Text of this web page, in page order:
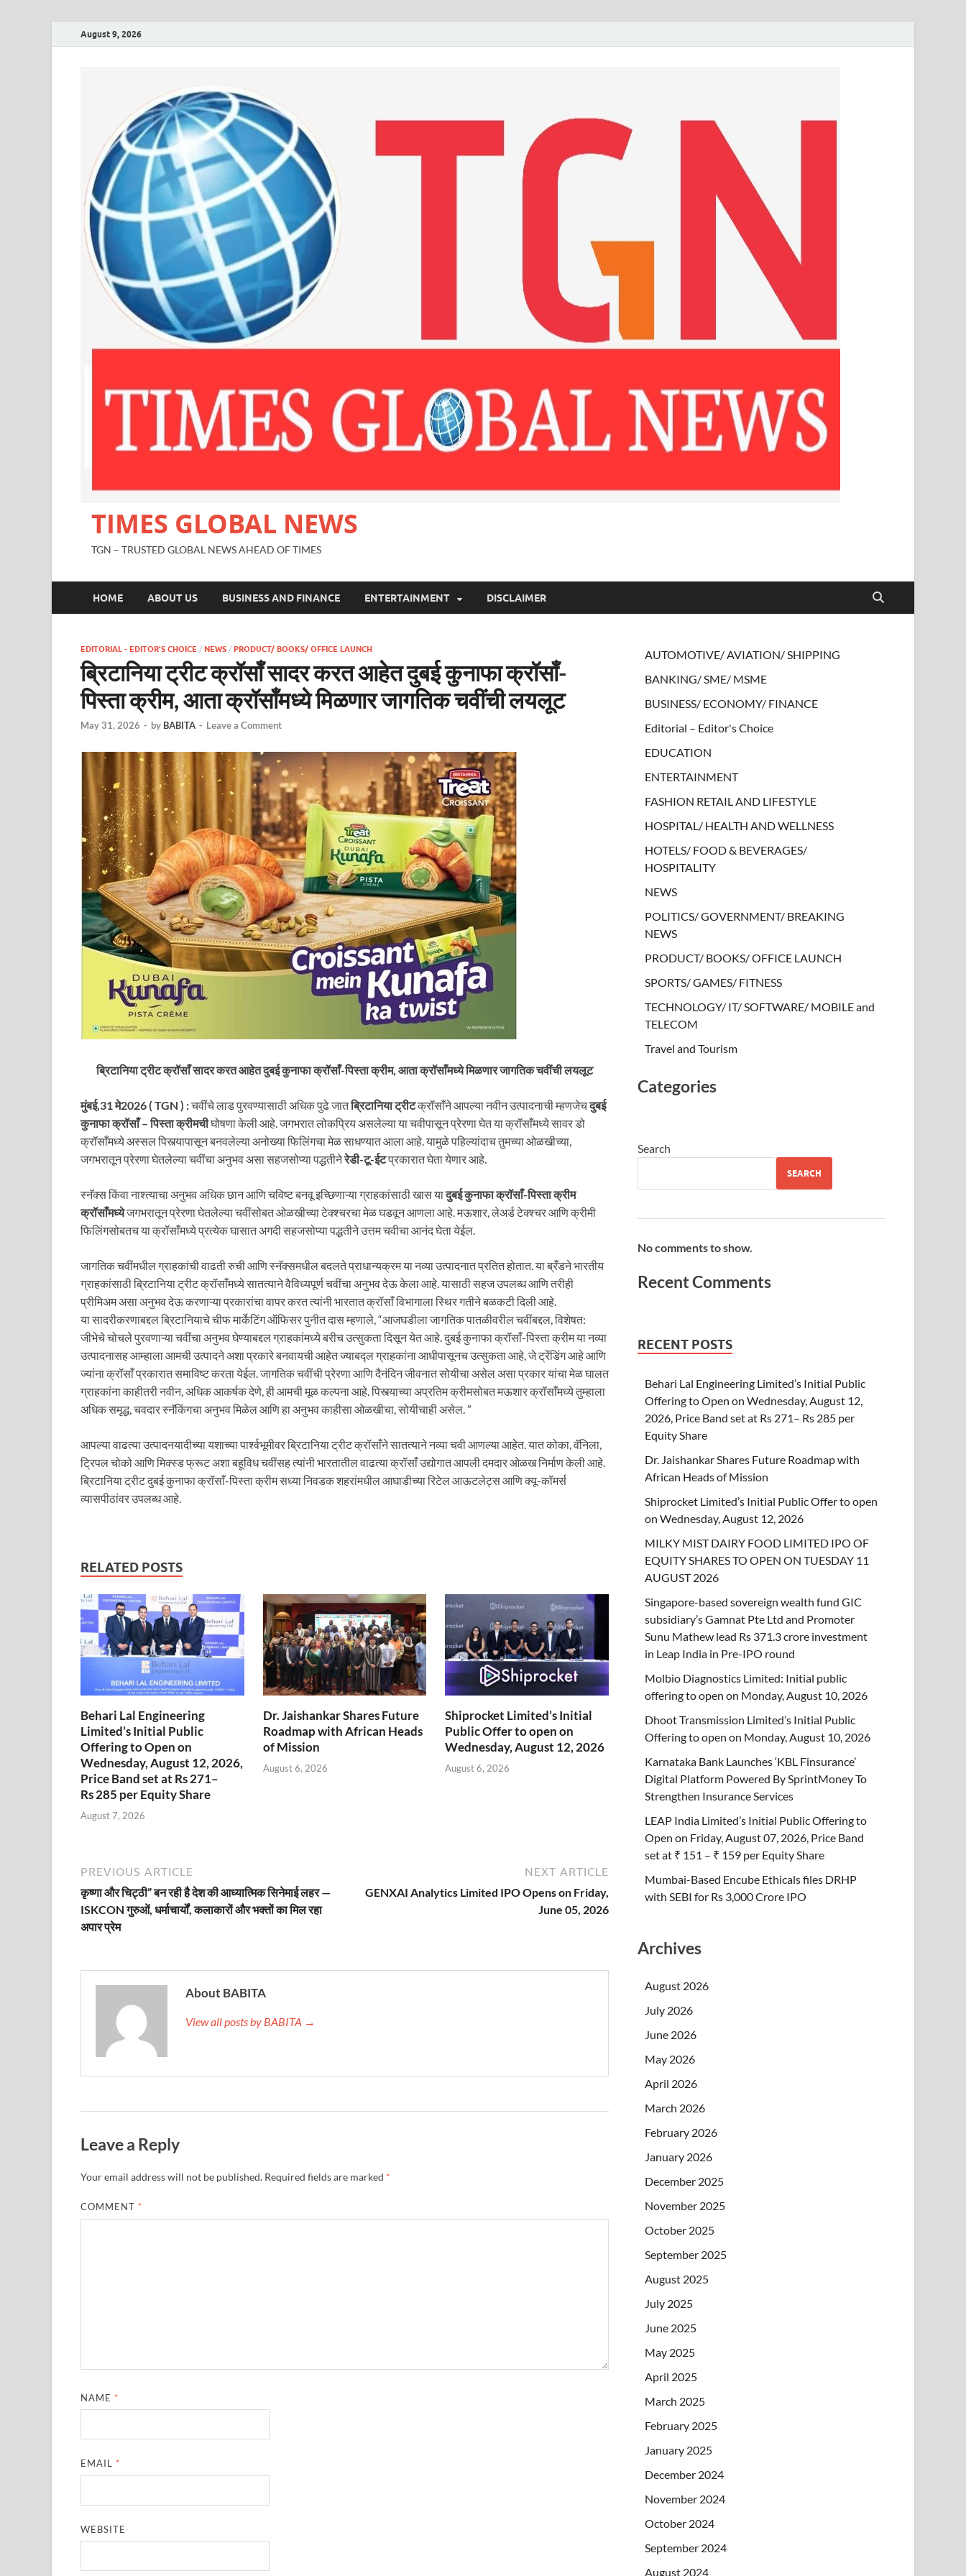
August 9, 2026
TIMES GLOBAL NEWS
TGN – TRUSTED GLOBAL NEWS AHEAD OF TIMES
HOME ABOUT US BUSINESS AND FINANCE ENTERTAINMENT DISCLAIMER
EDITORIAL - EDITOR'S CHOICE / NEWS / PRODUCT/ BOOKS/ OFFICE LAUNCH
ब्रिटानिया ट्रीट क्रॉसाँ सादर करत आहेत दुबई कुनाफा क्रॉसाँ-
पिस्ता क्रीम, आता क्रॉसाँमध्ये मिळणार जागतिक चवींची लयलूट
May 31, 2026 - by BABITA - Leave a Comment
ब्रिटानिया ट्रीट क्रॉसाँ सादर करत आहेत दुबई कुनाफा क्रॉसाँ-पिस्ता क्रीम, आता क्रॉसाँमध्ये मिळणार जागतिक चवींची लयलूट
मुंबई,31 मे2026 ( TGN ) :चवींचे लाड पुरवण्यासाठी अधिक पुढे जातब्रिटानिया ट्रीटक्रॉसाँने आपल्या नवीन उत्पादनाची म्हणजेचदुबई
कुनाफा क्रॉसाँ – पिस्ता क्रीमचीघोषणा केली आहे. जगभरात लोकप्रिय असलेल्या या चवीपासून प्रेरणा घेत या क्रॉसाँमध्ये सावर डो
क्रॉसाँमध्ये अस्सल पिस्त्यापासून बनवलेल्या अनोख्या फिलिंगचा मेळ साधण्यात आला आहे. यामुळे पहिल्यांदाच तुमच्या ओळखीच्या,
जगभरातून प्रेरणा घेतलेल्या चवींचा अनुभव असा सहजसोप्या पद्धतीनेरेडी-टू-ईटप्रकारात घेता येणार आहे.
स्नॅक्स किंवा नाश्त्याचा अनुभव अधिक छान आणि चविष्ट बनवू इच्छिणाऱ्या ग्राहकांसाठी खास यादुबई कुनाफा क्रॉसाँ-पिस्ता क्रीम
क्रॉसाँमध्येजगभरातून प्रेरणा घेतलेल्या चवींसोबत ओळखीच्या टेक्श्चरचा मेळ घडवून आणला आहे. मऊशार, लेअर्ड टेक्श्चर आणि क्रीमी
फिलिंगसोबतच या क्रॉसाँमध्ये प्रत्येक घासात अगदी सहजसोप्या पद्धतीने उत्तम चवीचा आनंद घेता येईल.
जागतिक चवींमधील ग्राहकांची वाढती रुची आणि स्नॅक्समधील बदलते प्राधान्यक्रम या नव्या उत्पादनात प्रतित होतात. या ब्रँडने भारतीय
ग्राहकांसाठी ब्रिटानिया ट्रीट क्रॉसाँमध्ये सातत्याने वैविध्यपूर्ण चवींचा अनुभव देऊ केला आहे. यासाठी सहज उपलब्ध आणि तरीही
प्रीमिअम असा अनुभव देऊ करणाऱ्या प्रकारांचा वापर करत त्यांनी भारतात क्रॉसाँ विभागाला स्थिर गतीने बळकटी दिली आहे.
या सादरीकरणाबद्दल ब्रिटानियाचे चीफ मार्केटिंग ऑफिसर पुनीत दास म्हणाले, “आजघडीला जागतिक पातळीवरील चवींबद्दल, विशेषत:
जीभेचे चोचले पुरवणाऱ्या चवींचा अनुभव घेण्याबद्दल ग्राहकांमध्ये बरीच उत्सुकता दिसून येत आहे. दुबई कुनाफा क्रॉसाँ-पिस्ता क्रीम या नव्या
उत्पादनासह आम्हाला आमची उत्पादने अशा प्रकारे बनवायची आहेत ज्याबद्ल ग्राहकांना आधीपासूनच उत्सुकता आहे, जे ट्रेंडिंग आहे आणि
ज्यांना क्रॉसाँ प्रकारात समाविष्ट करता येईल. जागतिक चवींची प्रेरणा आणि दैनंदिन जीवनात सोयीचा असेल असा प्रकार यांचा मेळ घालत
ग्राहकांना काहीतरी नवीन, अधिक आकर्षक देणे, ही आमची मूळ कल्पना आहे. पिस्त्याच्या अप्रतिम क्रीमसोबत मऊशार क्रॉसाँमध्ये तुम्हाला
अधिक समृद्ध, चवदार स्नॅकिंगचा अनुभव मिळेल आणि हा अनुभव काहीसा ओळखीचा, सोयीचाही असेल. ”
आपल्या वाढत्या उत्पादनयादीच्या यशाच्या पार्श्वभूमीवर ब्रिटानिया ट्रीट क्रॉसाँने सातत्याने नव्या चवी आणल्या आहेत. यात कोका, वॅनिला,
ट्रिपल चोको आणि मिक्स्ड फ्रूट अशा बहूविध चवींसह त्यांनी भारतातील वाढत्या क्रॉसाँ उद्योगात आपली दमदार ओळख निर्माण केली आहे.
ब्रिटानिया ट्रीट दुबई कुनाफा क्रॉसाँ-पिस्ता क्रीम सध्या निवडक शहरांमधील आघाडीच्या रिटेल आऊटलेट्स आणि क्यू-कॉमर्स
व्यासपीठांवर उपलब्ध आहे.
RELATED POSTS
Behari Lal Engineering
Limited’s Initial Public
Offering to Open on
Wednesday, August 12, 2026,
Price Band set at Rs 271–
Rs 285 per Equity Share
August 7, 2026
Dr. Jaishankar Shares Future
Roadmap with African Heads
of Mission
August 6, 2026
Shiprocket Limited’s Initial
Public Offer to open on
Wednesday, August 12, 2026
August 6, 2026
PREVIOUS ARTICLE
कृष्णा और चिट्ठी” बन रही है देश की आध्यात्मिक सिनेमाई लहर —
ISKCON गुरुओं, धर्माचार्यों, कलाकारों और भक्तों का मिल रहा
अपार प्रेम
NEXT ARTICLE
GENXAI Analytics Limited IPO Opens on Friday,
June 05, 2026
About BABITA
View all posts by BABITA →
Leave a Reply
Your email address will not be published. Required fields are marked *
COMMENT *
NAME *
EMAIL *
WEBSITE
AUTOMOTIVE/ AVIATION/ SHIPPING
BANKING/ SME/ MSME
BUSINESS/ ECONOMY/ FINANCE
Editorial – Editor's Choice
EDUCATION
ENTERTAINMENT
FASHION RETAIL AND LIFESTYLE
HOSPITAL/ HEALTH AND WELLNESS
HOTELS/ FOOD & BEVERAGES/
HOSPITALITY
NEWS
POLITICS/ GOVERNMENT/ BREAKING
NEWS
PRODUCT/ BOOKS/ OFFICE LAUNCH
SPORTS/ GAMES/ FITNESS
TECHNOLOGY/ IT/ SOFTWARE/ MOBILE and
TELECOM
Travel and Tourism
Categories
Search
SEARCH
No comments to show.
Recent Comments
RECENT POSTS
Behari Lal Engineering Limited’s Initial Public
Offering to Open on Wednesday, August 12,
2026, Price Band set at Rs 271– Rs 285 per
Equity Share
Dr. Jaishankar Shares Future Roadmap with
African Heads of Mission
Shiprocket Limited’s Initial Public Offer to open
on Wednesday, August 12, 2026
MILKY MIST DAIRY FOOD LIMITED IPO OF
EQUITY SHARES TO OPEN ON TUESDAY 11
AUGUST 2026
Singapore-based sovereign wealth fund GIC
subsidiary’s Gamnat Pte Ltd and Promoter
Sunu Mathew lead Rs 371.3 crore investment
in Leap India in Pre-IPO round
Molbio Diagnostics Limited: Initial public
offering to open on Monday, August 10, 2026
Dhoot Transmission Limited’s Initial Public
Offering to open on Monday, August 10, 2026
Karnataka Bank Launches ‘KBL Finsurance’
Digital Platform Powered By SprintMoney To
Strengthen Insurance Services
LEAP India Limited’s Initial Public Offering to
Open on Friday, August 07, 2026, Price Band
set at ₹ 151 – ₹ 159 per Equity Share
Mumbai-Based Encube Ethicals files DRHP
with SEBI for Rs 3,000 Crore IPO
Archives
August 2026
July 2026
June 2026
May 2026
April 2026
March 2026
February 2026
January 2026
December 2025
November 2025
October 2025
September 2025
August 2025
July 2025
June 2025
May 2025
April 2025
March 2025
February 2025
January 2025
December 2024
November 2024
October 2024
September 2024
August 2024